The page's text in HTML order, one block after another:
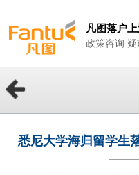
凡图落户
政策咨询 疑
悉尼大学海归留学生